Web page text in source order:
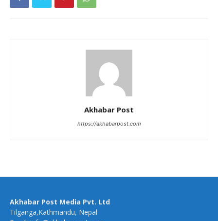
Akhabar Post
https://akhabarpost.com
Akhabar Post Media Pvt. Ltd
Tilganga,Kathmandu, Nepal